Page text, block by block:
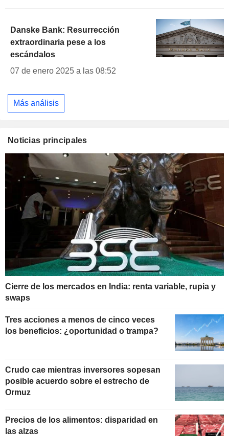
Danske Bank: Resurrección
extraordinaria pese a los
escándalos
07 de enero 2025 a las 08:52
Más análisis
Noticias principales
Cierre de los mercados en India: renta variable, rupia y
swaps
Tres acciones a menos de cinco veces
los beneficios: ¿oportunidad o trampa?
Crudo cae mientras inversores sopesan
posible acuerdo sobre el estrecho de
Ormuz
Precios de los alimentos: disparidad en
las alzas